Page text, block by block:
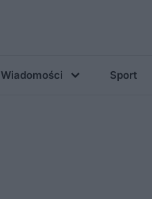
Wiadomości Sport